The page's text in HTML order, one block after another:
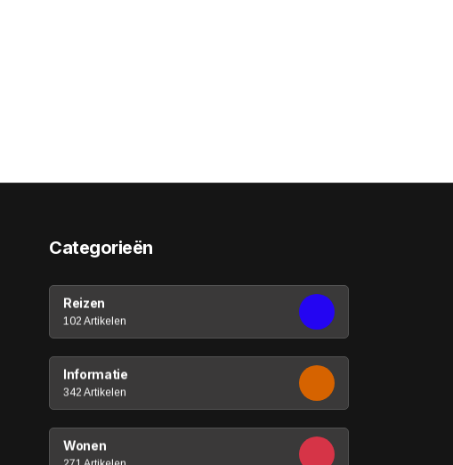
Categorieën
Reizen
102 Artikelen
Informatie
342 Artikelen
Wonen